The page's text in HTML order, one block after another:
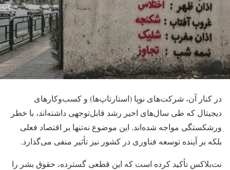
در کنار آن، شرکت‌های نوپا (استارتاپ‌ها) و کسب‌وکارهای
دیجیتال که طی سال‌های اخیر رشد قابل‌توجهی داشته‌اند، با خطر
ورشکستگی مواجه شده‌اند. این موضوع نه‌تنها بر اقتصاد فعلی
بلکه بر آینده توسعه فناوری در کشور نیز تأثیر منفی می‌گذارد.
نت‌بلاکس تأکید کرده است که این قطعی گسترده، حقوق بشر را